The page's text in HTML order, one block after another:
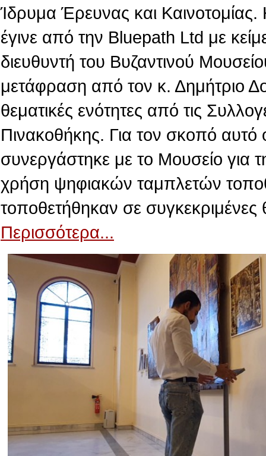
Ίδρυμα Έρευνας και
έγινε από την Βluepath Ltd με
διευθυντή του Βυζαντινού
μετάφραση από τον κ. Δημήτριο
θεματικές ενότητες από τις
Πινακοθήκης. Για τον σκοπό
συνεργάστηκε με το Μουσείο για
χρήση ψηφιακών ταμπλετών
τοποθετήθηκαν σε
Περισσότερα...